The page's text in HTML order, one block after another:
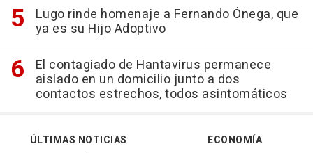
Lugo rinde homenaje a Fernando Ónega, que
ya es su Hijo Adoptivo
El contagiado de Hantavirus permanece
aislado en un domicilio junto a dos
contactos estrechos, todos asintomáticos
ÚLTIMAS NOTICIAS
ECONOMÍA